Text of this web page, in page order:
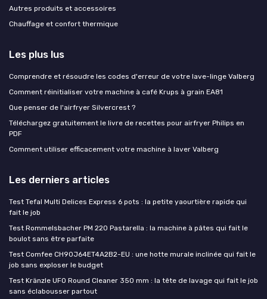
Autres produits et accessoires
Chauffage et confort thermique
Les plus lus
Comprendre et résoudre les codes d'erreur de votre lave-linge Valberg
Comment réinitialiser votre machine à café Krups à grain EA81
Que penser de l'airfryer Silvercrest ?
Téléchargez gratuitement le livre de recettes pour airfryer Philips en
PDF
Comment utiliser efficacement votre machine à laver Valberg
Les derniers articles
Test Tefal Multi Delices Express 6 pots : la petite yaourtière rapide qui
fait le job
Test Rommelsbacher PM 220 Pastarella : la machine à pâtes qui fait le
boulot sans être parfaite
Test Comfee CH90J64ET4A2B2-EU : une hotte murale inclinée qui fait le
job sans exploser le budget
Test Kränzle UFO Round Cleaner 350 mm : la tête de lavage qui fait le job
sans éclabousser partout